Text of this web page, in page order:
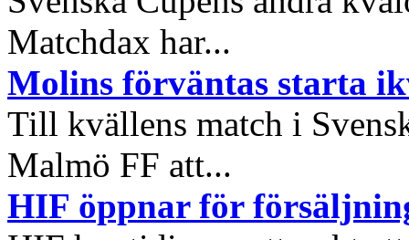
Matchdax har...
Molins förväntas starta
Till kvällens match i
Malmö FF att...
HIF öppnar för